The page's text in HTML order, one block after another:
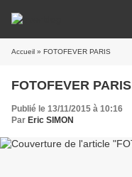
Accueil » FOTOFEVER PARIS
FOTOFEVER PARIS
Publié le 13/11/2015 à 10:16
Par Eric SIMON